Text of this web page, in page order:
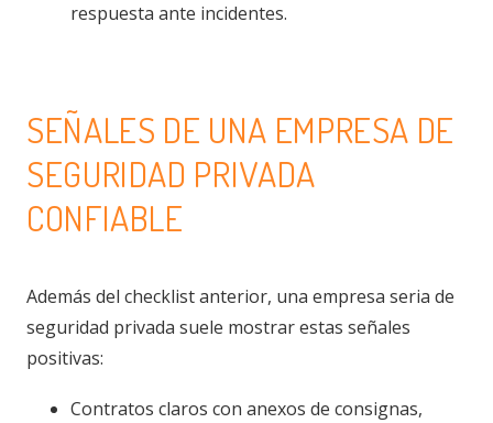
respuesta ante incidentes.
SEÑALES DE UNA EMPRESA DE
SEGURIDAD PRIVADA
CONFIABLE
Además del checklist anterior, una empresa seria de
seguridad privada suele mostrar estas señales
positivas:
Contratos claros con anexos de consignas,